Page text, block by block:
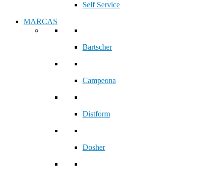
Self Service
MARCAS
Bartscher
Campeona
Distform
Dosher